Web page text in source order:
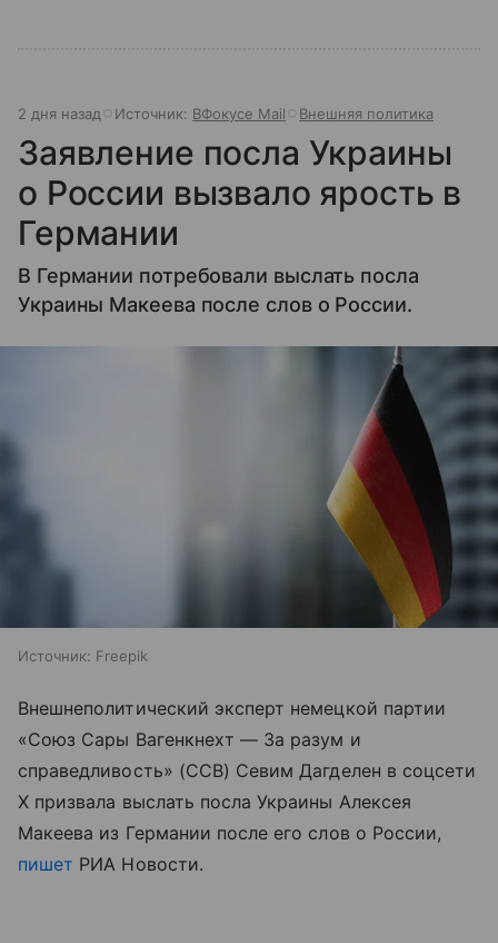
2 дня назад Источник: ВФокусе Mail Внешняя политика
Заявление посла Украины
о России вызвало ярость в
Германии
В Германии потребовали выслать посла
Украины Макеева после слов о России.
Источник: Freepik
Внешнеполитический эксперт немецкой партии
«Союз Сары Вагенкнехт — За разум и
справедливость» (ССВ) Севим Дагделен в соцсети
X призвала выслать посла Украины Алексея
Макеева из Германии после его слов о России,
пишет РИА Новости.